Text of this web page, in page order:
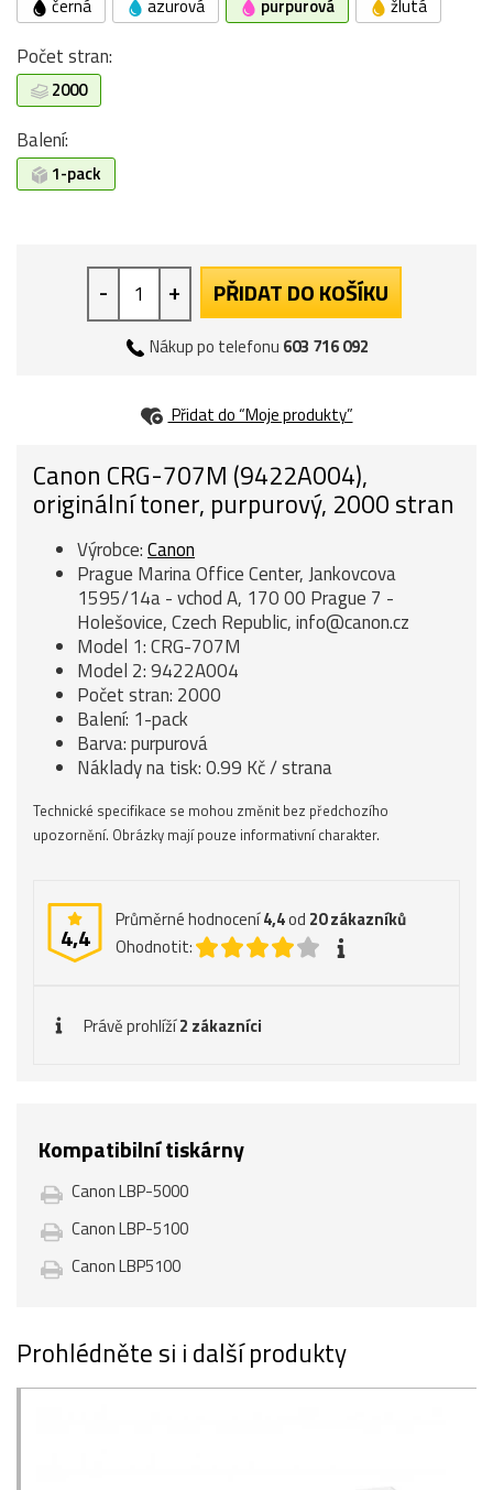
černá azurová purpurová žlutá
Počet stran:
2000
Balení:
1-pack
- + PŘIDAT DO KOŠÍKU
Nákup po telefonu 603 716 092
Přidat do “Moje produkty”
Canon CRG-707M (9422A004),
originální toner, purpurový, 2000 stran
Výrobce:Canon
Prague Marina Office Center, Jankovcova
1595/14a - vchod A, 170 00 Prague 7 -
Holešovice, Czech Republic, info@canon.cz
Model 1: CRG-707M
Model 2: 9422A004
Počet stran: 2000
Balení: 1-pack
Barva: purpurová
Náklady na tisk: 0.99 Kč / strana
Technické specifikace se mohou změnit bez předchozího
upozornění. Obrázky mají pouze informativní charakter.
4,4
Průměrné hodnocení4,4od 20zákazníků
Ohodnotit:
Právě prohlíží2 zákazníci
Kompatibilní tiskárny
Canon LBP-5000
Canon LBP-5100
Canon LBP5100
Prohlédněte si i další produkty